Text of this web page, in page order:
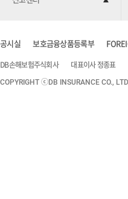
공시실 보호금융상품등록부
DB손해보험주식회사 대표이사 정종표
COPYRIGHT ⓒDB INSURANCE CO.,